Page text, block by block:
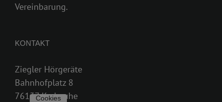
Vereinbarung.
KONTAKT
Ziegler Hörgeräte
Bahnhofplatz 8
76137 Karlsruhe
Cookies